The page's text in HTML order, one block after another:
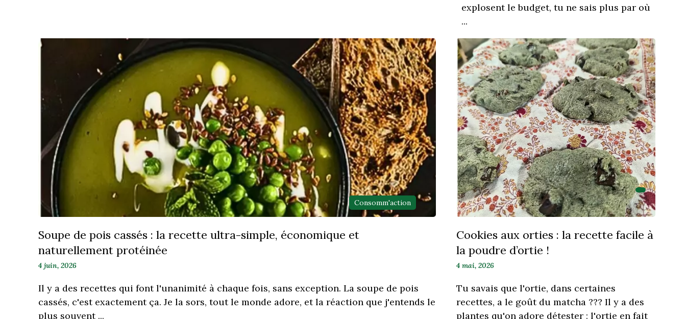
explosent le budget, tu ne sais plus par où
...
Consomm'action
Soupe de pois cassés : la recette ultra-simple, économique et
naturellement protéinée
4 juin, 2026
Il y a des recettes qui font l'unanimité à chaque fois, sans exception. La soupe de pois
cassés, c'est exactement ça. Je la sors, tout le monde adore, et la réaction que j'entends le
plus souvent ...
Cookies aux orties : la recette facile à
la poudre d’ortie !
4 mai, 2026
Tu savais que l'ortie, dans certaines
recettes, a le goût du matcha ??? Il y a des
plantes qu'on adore détester : l'ortie en fait